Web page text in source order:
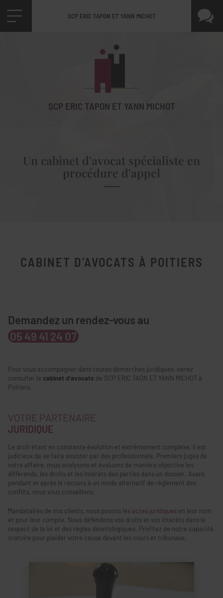
SCP ERIC TAPON ET YANN MICHOT
Un cabinet d'avocat spécialiste en
procédure d'appel
CABINET D’AVOCATS À POITIERS
Demandez un rendez-vous au
05 49 41 24 07
Pour vous accompagner dans toutes démarches juridiques, venez
consulter le cabinet d’avocats de SCP ERIC TAON ET YANN MICHOT à
Poitiers.
VOTRE PARTENAIRE
JURIDIQUE
Le droit étant en constante évolution et extrêmement complexe, il est
judicieux de se faire assister par des professionnels. Premiers juges de
votre affaire, nous analysons et évaluons de manière objective les
différends, les droits et les intérêts des parties dans un dossier. Avant,
pendant et après le recours à un mode alternatif de règlement des
conflits, nous vous conseillons.
Mandataires de nos clients, nous posons les actes juridiques en leur nom
et pour leur compte. Nous défendons vos droits et vos intérêts dans le
respect de la loi et des règles déontologiques. Profitez de notre capacité
oratoire pour plaider votre cause devant les cours et tribunaux.
SCP ERIC TAPON ET YANN MICHOT